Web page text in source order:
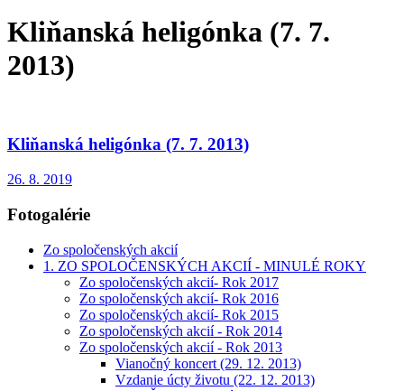
Kliňanská heligónka (7. 7.
2013)
Kliňanská heligónka (7. 7. 2013)
26. 8. 2019
Fotogalérie
Zo spoločenských akcií
1. ZO SPOLOČENSKÝCH AKCIÍ - MINULÉ ROKY
Zo spoločenských akcií- Rok 2017
Zo spoločenských akcií- Rok 2016
Zo spoločenských akcií- Rok 2015
Zo spoločenských akcií - Rok 2014
Zo spoločenských akcií - Rok 2013
Vianočný koncert (29. 12. 2013)
Vzdanie úcty životu (22. 12. 2013)